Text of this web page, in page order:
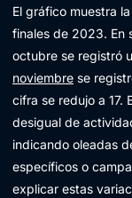
El gráfico muestra
finales de 2023. En
octubre se registró
noviembre se
cifra se redujo a 17.
desigual de
indicando oleadas
específicos o
explicar estas